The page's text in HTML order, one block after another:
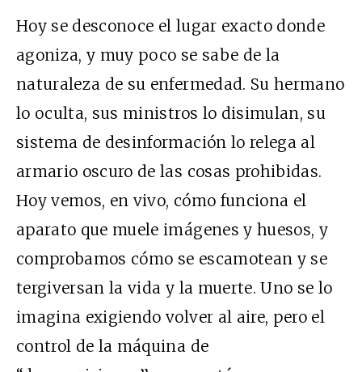
Hoy se desconoce el lugar exacto donde
agoniza, y muy poco se sabe de la
naturaleza de su enfermedad. Su hermano
lo oculta, sus ministros lo disimulan, su
sistema de desinformación lo relega al
armario oscuro de las cosas prohibidas.
Hoy vemos, en vivo, cómo funciona el
aparato que muele imágenes y huesos, y
comprobamos cómo se escamotean y se
tergiversan la vida y la muerte. Uno se lo
imagina exigiendo volver al aire, pero el
control de la máquina de